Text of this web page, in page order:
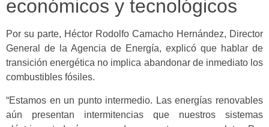
económicos y tecnológicos
Por su parte, Héctor Rodolfo Camacho Hernández, Director
General de la Agencia de Energía, explicó que hablar de
transición energética no implica abandonar de inmediato los
combustibles fósiles.
“Estamos en un punto intermedio. Las energías renovables
aún presentan intermitencias que nuestros sistemas